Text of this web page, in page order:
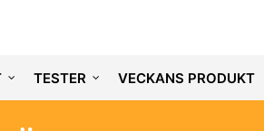
TESTER VECKANS PRODUKT